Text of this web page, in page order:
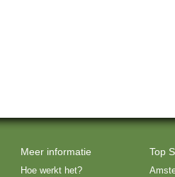
Meer informatie
Hoe werkt het?
Top